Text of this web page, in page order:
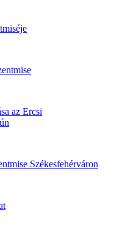
az Ercsi
Székesfehérváron